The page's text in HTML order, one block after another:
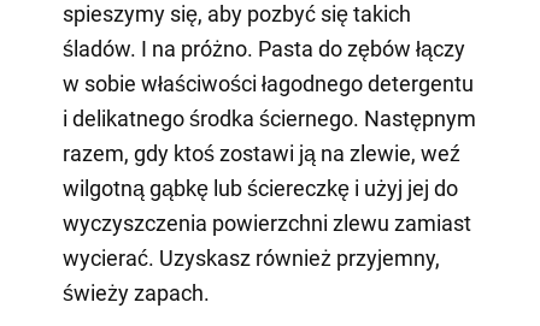
spieszymy się, aby pozbyć się takich
śladów. I na próżno. Pasta do zębów łączy
w sobie właściwości łagodnego detergentu
i delikatnego środka ściernego. Następnym
razem, gdy ktoś zostawi ją na zlewie, weź
wilgotną gąbkę lub ściereczkę i użyj jej do
wyczyszczenia powierzchni zlewu zamiast
wycierać. Uzyskasz również przyjemny,
świeży zapach.